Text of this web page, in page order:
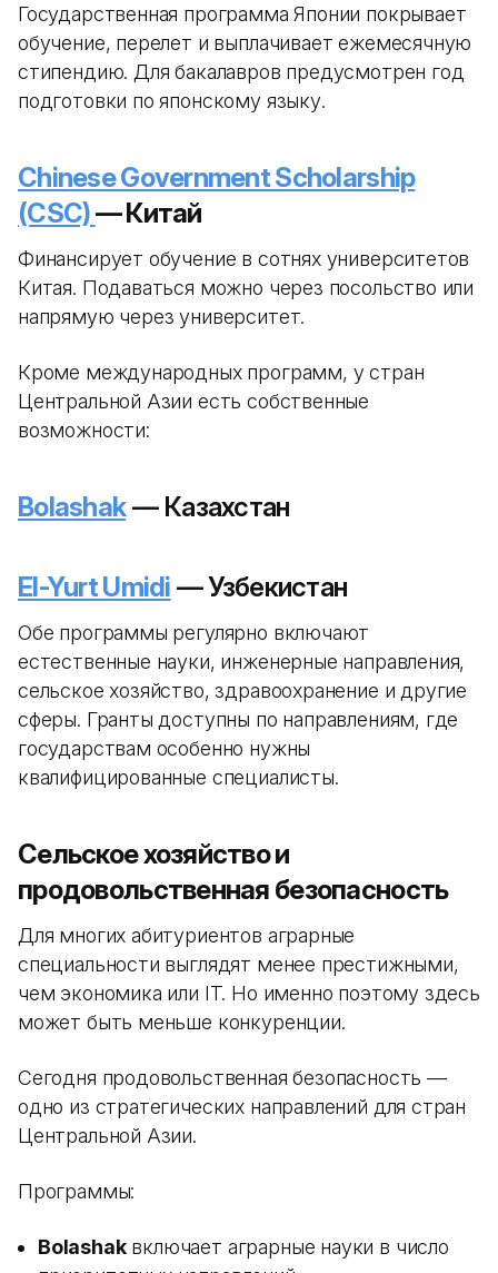
Государственная программа Японии покрывает
обучение, перелет и выплачивает ежемесячную
стипендию. Для бакалавров предусмотрен год
подготовки по японскому языку.
Chinese Government Scholarship
(CSC)— Китай
Финансирует обучение в сотнях университетов
Китая. Подаваться можно через посольство или
напрямую через университет.
Кроме международных программ, у стран
Центральной Азии есть собственные
возможности:
Bolashak— Казахстан
El-Yurt Umidi — Узбекистан
Обе программы регулярно включают
естественные науки, инженерные направления,
сельское хозяйство, здравоохранение и другие
сферы. Гранты доступны по направлениям, где
государствам особенно нужны
квалифицированные специалисты.
Сельское хозяйство и
продовольственная безопасность
Для многих абитуриентов аграрные
специальности выглядят менее престижными,
чем экономика или IT. Но именно поэтому здесь
может быть меньше конкуренции.
Сегодня продовольственная безопасность —
одно из стратегических направлений для стран
Центральной Азии.
Программы:
Bolashakвключает аграрные науки в число